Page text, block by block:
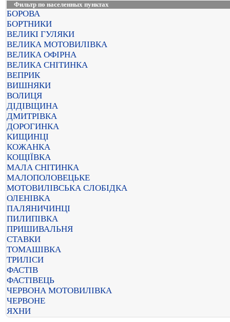
Фильтр по населенных пунктах
БОРОВА
БОРТНИКИ
ВЕЛИКІ ГУЛЯКИ
ВЕЛИКА МОТОВИЛІВКА
ВЕЛИКА ОФІРНА
ВЕЛИКА СНІТИНКА
ВЕПРИК
ВИШНЯКИ
ВОЛИЦЯ
ДІДІВЩИНА
ДМИТРІВКА
ДОРОГИНКА
КИЩИНЦІ
КОЖАНКА
КОЩІЇВКА
МАЛА СНІТИНКА
МАЛОПОЛОВЕЦЬКЕ
МОТОВИЛІВСЬКА СЛОБІДКА
ОЛЕНІВКА
ПАЛЯНИЧИНЦІ
ПИЛИПІВКА
ПРИШИВАЛЬНЯ
СТАВКИ
ТОМАШІВКА
ТРИЛІСИ
ФАСТІВ
ФАСТІВЕЦЬ
ЧЕРВОНА МОТОВИЛІВКА
ЧЕРВОНЕ
ЯХНИ